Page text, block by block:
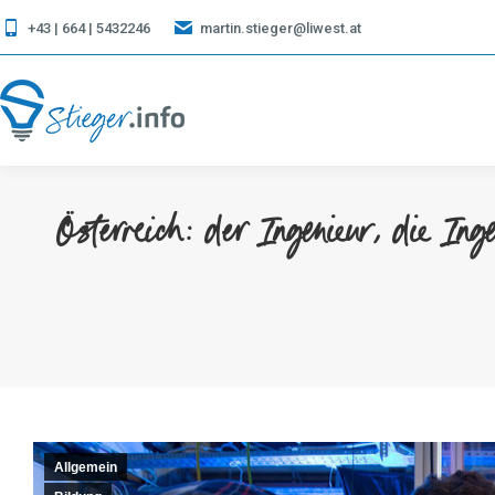
+43 | 664 | 5432246 martin.stieger@liwest.at
Österreich: der Ingenieur, die
Allgemein